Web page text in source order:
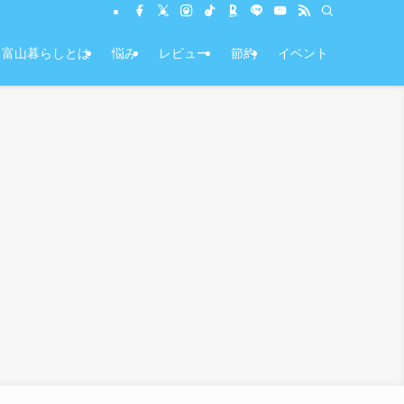
富山暮らしとは 悩み レビュー 節約 イベント